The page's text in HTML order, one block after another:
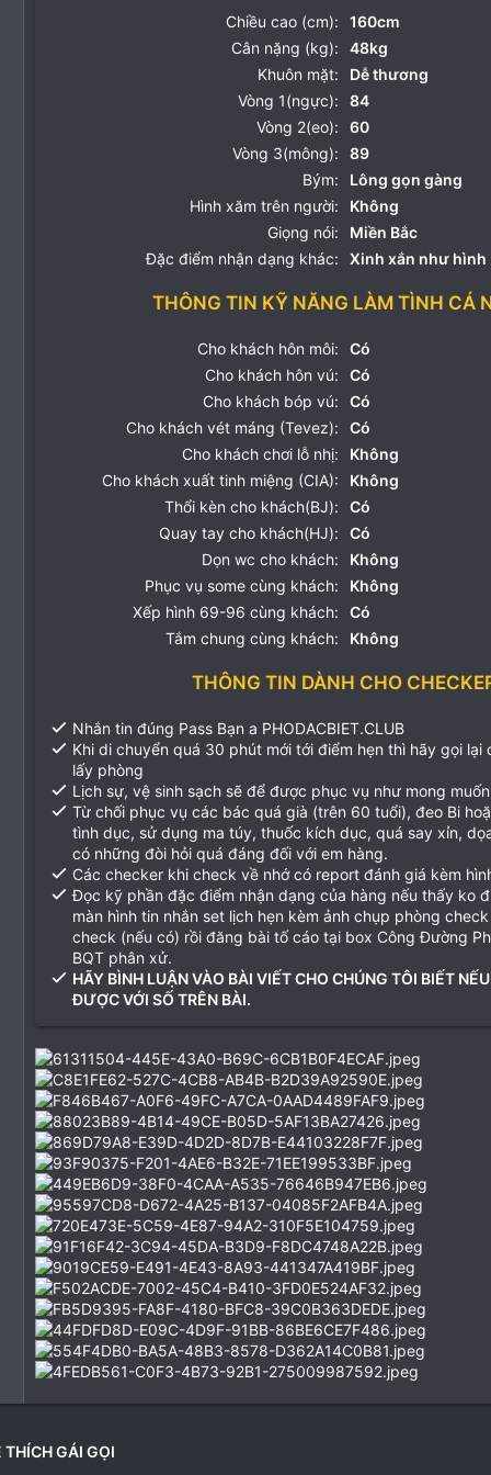
Chiều cao (cm):
160cm
Cân nặng (kg):
48kg
Khuôn mặt:
Dễ thương
Vòng 1(ngực):
84
Vòng 2(eo):
60
Vòng 3(mông):
89
Bým:
Lông gọn gàng
Hình xăm trên người:
Không
Giọng nói:
Miền Bắc
Đặc điểm nhận dạng khác:
Xinh xắn như hình
THÔNG TIN KỸ NĂNG LÀM TÌNH CÁ
Cho khách hôn môi:
Có
Cho khách hôn vú:
Có
Cho khách bóp vú:
Có
Cho khách vét máng (Tevez):
Có
Cho khách chơi lỗ nhị:
Không
Cho khách xuất tinh miệng (CIA):
Không
Thổi kèn cho khách(BJ):
Có
Quay tay cho khách(HJ):
Có
Dọn wc cho khách:
Không
Phục vụ some cùng khách:
Không
Xếp hình 69-96 cùng khách:
Có
Tắm chung cùng khách:
Không
THÔNG TIN DÀNH CHO
Nhắn tin đúng Pass Bạn a PHODACBIET.CLUB
Khi di chuyển quá 30 phút mới tới điểm hẹn thì hãy gọi lại
lấy phòng
Lịch sự, vệ sinh sạch sẽ để được phục vụ như mong
Từ chối phục vụ các bác quá già (trên 60 tuổi), đeo Bi
tình dục, sử dụng ma túy, thuốc kích dục, quá say xỉn,
có những đòi hỏi quá đáng đối với em hàng.
Các checker khi check về nhớ có report đánh giá kèm
Đọc kỹ phần đặc điểm nhận dạng của hàng nếu thấy ko
màn hình tin nhắn set lịch hẹn kèm ảnh chụp phòng
check (nếu có) rồi đăng bài tố cáo tại box Công Đường
BQT phân xử.
HÃY BÌNH LUẬN VÀO BÀI VIẾT CHO CHÚNG TÔI BIẾT
ĐƯỢC VỚI SỐ TRÊN BÀI.
THÍCH GÁI GỌI